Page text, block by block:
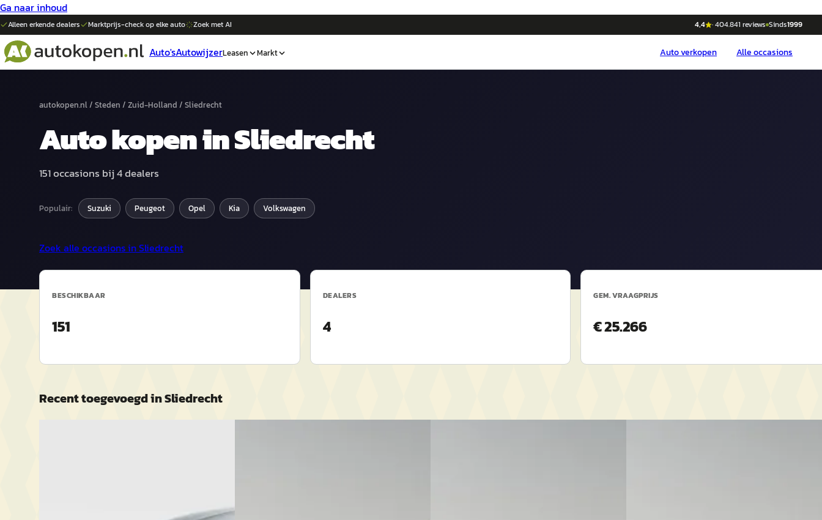
Ga naar inhoud
Alleen erkende dealers Marktprijs-check op elkeauto Zoek met AI 4,4 ·404.841 reviews Sinds1999
Auto'sAutowijzerLeasen Markt Autoverkopen Alle occasions
autokopen.nl/ Steden / Zuid-Holland / Sliedrecht
Autokopen inSliedrecht
151occasions bij4dealers
Populair: Suzuki Peugeot Opel Kia Volkswagen
Zoek alle occasions inSliedrecht
BESCHIKBAAR
151
DEALERS
4
GEM. VRAAGPRIJS
€ 25.266
Recent toegevoegd inSliedrecht